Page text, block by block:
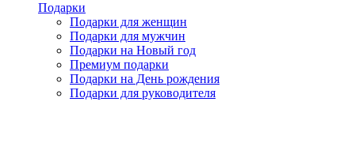
Подарки
Подарки для женщин
Подарки для мужчин
Подарки на Новый год
Премиум подарки
Подарки на День рождения
Подарки для руководителя